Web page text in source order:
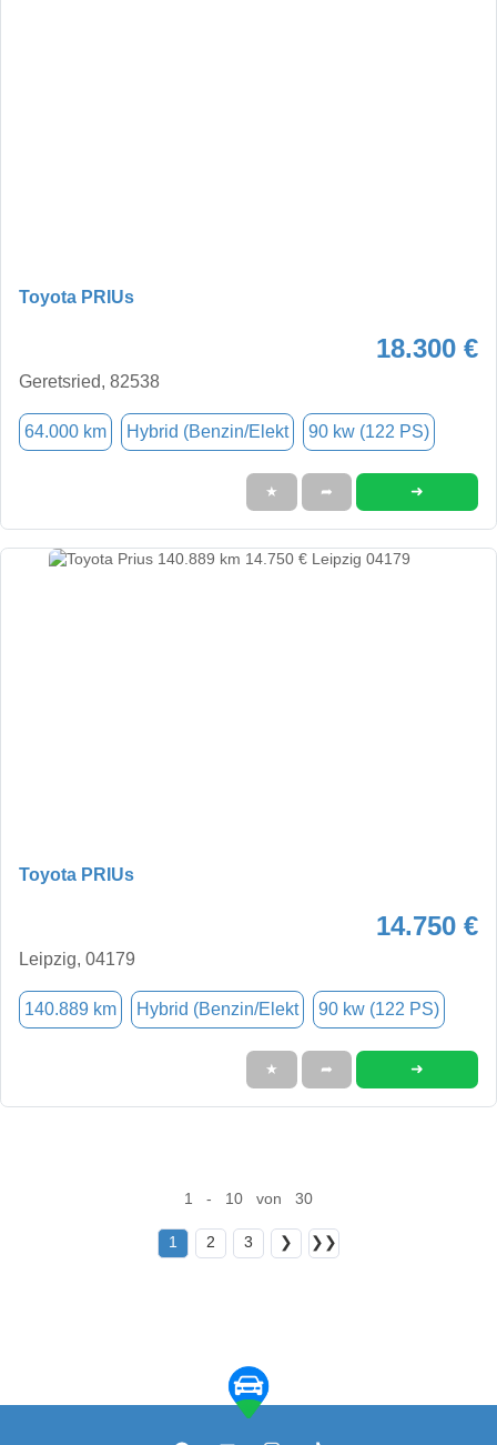
Toyota PRIUs
18.300 €
Geretsried, 82538
64.000 km Hybrid (Benzin/Elekt 90 kw (122 PS)
★ ➦ ➜
Toyota PRIUs
14.750 €
Leipzig, 04179
140.889 km Hybrid (Benzin/Elekt 90 kw (122 PS)
★ ➦ ➜
1 - 10 von 30
1 2 3 ❯ ❯❯